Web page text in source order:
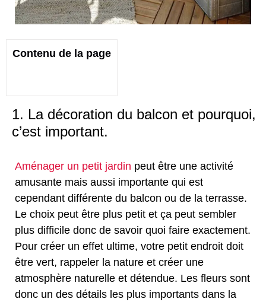
Contenu de la page
1. La décoration du balcon et pourquoi,
c’est important.
Aménager un petit jardin peut être une activité
amusante mais aussi importante qui est
cependant différente du balcon ou de la terrasse.
Le choix peut être plus petit et ça peut sembler
plus difficile donc de savoir quoi faire exactement.
Pour créer un effet ultime, votre petit endroit doit
être vert, rappeler la nature et créer une
atmosphère naturelle et détendue. Les fleurs sont
donc un des détails les plus importants dans la